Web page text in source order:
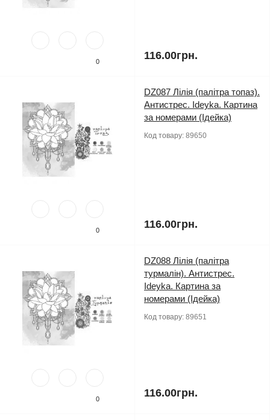
0 116.00грн.
0
DZ087 Лілія (палітра топаз).
Антистрес. Ideyka. Картина
за номерами (Ідейка)
Код товару: 89650
116.00грн.
0
DZ088 Лілія (палітра
турмалін). Антистрес.
Ideyka. Картина за
номерами (Ідейка)
Код товару: 89651
116.00грн.